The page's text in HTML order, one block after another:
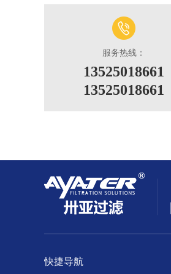
服务热线：
13525018661
13525018661
快捷导航